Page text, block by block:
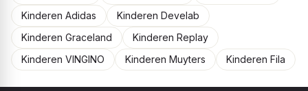
Kinderen Adidas
Kinderen Develab
Kinderen Graceland
Kinderen Replay
Kinderen VINGINO
Kinderen Muyters Kinderen Fila